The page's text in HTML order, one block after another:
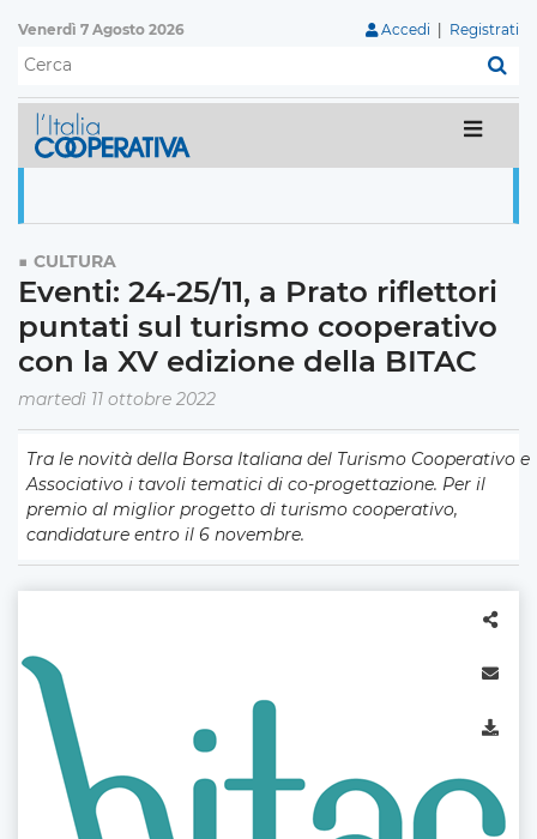
Venerdì 7 Agosto 2026 Accedi Registrati
CULTURA
Eventi: 24-25/11, a Prato riflettori
puntati sul turismo cooperativo
con la XV edizione della BITAC
martedì 11 ottobre 2022
Tra le novità della Borsa Italiana del Turismo Cooperativo e
Associativo i tavoli tematici di co-progettazione. Per il
premio al miglior progetto di turismo cooperativo,
candidature entro il 6 novembre.